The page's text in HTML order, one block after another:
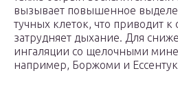
вызывает повышенное
тучных клеток, что приводит к
затрудняет дыхание. Для
ингаляции со щелочными
например, Боржоми и